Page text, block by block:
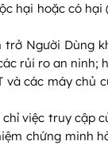
hại hoặc có
trở Người
rủi ro an ninh;
các máy chủ
việc truy cập
chứng minh